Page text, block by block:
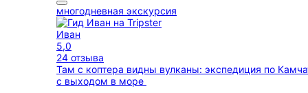
многодневная экскурсия
Иван
5,0
24 отзыва
Там с коптера видны вулканы: экспедиция по
с выходом в море